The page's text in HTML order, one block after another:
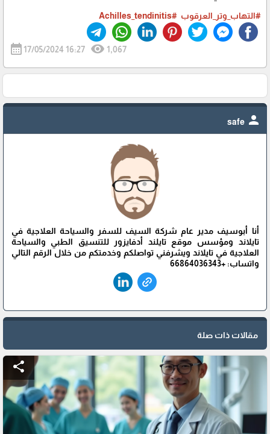
#التهاب_وتر_العرقوب #Achilles_tendinitis
calendar_month 17/05/2024 16:27 visibility 1,067
person
أنا أبوسيف مدير عام شركة السيف للسفر والسياحة العلاجية في
تايلاند ومؤسس موقع تايلند أدفايزور للتنسيق الطبي والسياحة
العلاجية في تايلاند ويشرفني تواصلكم وخدمتكم من خلال الرقم التالي
واتساب: +66864036343
مقالات ذات صلة
share